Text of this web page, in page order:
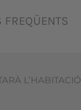
FREQÜENTS
L’HABITACIÓ